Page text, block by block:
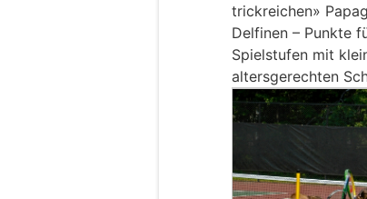
trickreichen»
Delfinen – Punkte
Spielstufen mit
altersgerechten